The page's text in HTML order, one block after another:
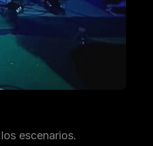
escenarios.